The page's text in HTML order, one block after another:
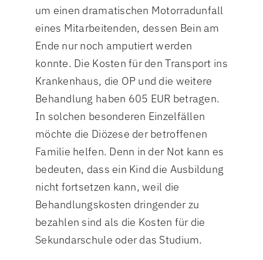
um einen dramatischen Motorradunfall
eines Mitarbeitenden, dessen Bein am
Ende nur noch amputiert werden
konnte. Die Kosten für den Transport ins
Krankenhaus, die OP und die weitere
Behandlung haben 605 EUR betragen.
In solchen besonderen Einzelfällen
möchte die Diözese der betroffenen
Familie helfen. Denn in der Not kann es
bedeuten, dass ein Kind die Ausbildung
nicht fortsetzen kann, weil die
Behandlungskosten dringender zu
bezahlen sind als die Kosten für die
Sekundarschule oder das Studium.